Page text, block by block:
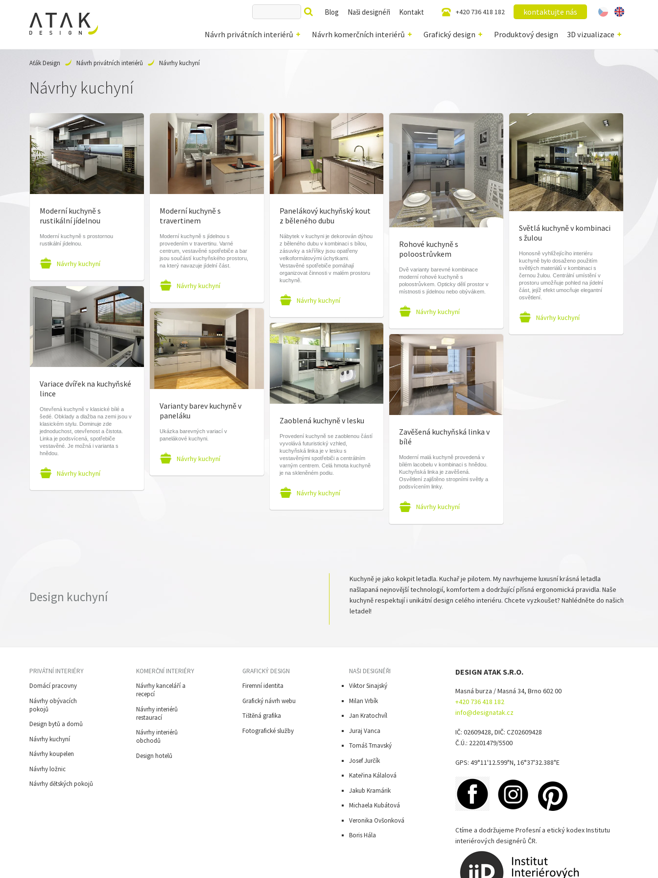
Návrh privátních interiérů Návrh komerčních interiérů Grafický design Produktový design 3D vizualizace
Blog Naši designéři Kontakt +420 736 418 182 kontaktujte nás
Aťák Design Návrh privátních interiérů Návrhy kuchyní
Návrhy kuchyní
Moderní kuchyně s
rustikální jídelnou
Moderní kuchyně s prostornou
rustikální jídelnou.
Návrhy kuchyní
Moderní kuchyně s
travertinem
Moderní kuchyně s jídelnou s
provedením v travertinu. Varné
centrum, vestavěné spotřebiče a bar
jsou součástí kuchyňského prostoru,
na který navazuje jídelní část.
Návrhy kuchyní
Panelákový kuchyňský kout
z běleného dubu
Nábytek v kuchyni je dekorován dýhou
z běleného dubu v kombinaci s bílou,
zásuvky a skříňky jsou opatřeny
velkoformátovými úchytkami.
Vestavěné spotřebiče pomáhají
organizovat činnosti v malém prostoru
kuchyně.
Návrhy kuchyní
Rohové kuchyně s
poloostrůvkem
Dvě varianty barevné kombinace
moderní rohové kuchyně s
poloostrůvkem. Opticky dělí prostor v
místnosti s jídelnou nebo obývákem.
Návrhy kuchyní
Světlá kuchyně v kombinaci
s žulou
Honosně vyhlížejícího interiéru
kuchyně bylo dosaženo použitím
světlých materiálů v kombinaci s
černou žulou. Centrální umístění v
prostoru umožňuje pohled na jídelní
část, jejíž efekt umocňuje elegantní
osvětlení.
Návrhy kuchyní
Variace dvířek na kuchyňské
lince
Otevřená kuchyně v klasické bílé a
šedé. Obklady a dlažba na zemi jsou v
klasickém stylu. Dominuje zde
jednoduchost, otevřenost a čistota.
Linka je podsvícená, spotřebiče
vestavěné. Je možná i varianta s
hnědou.
Návrhy kuchyní
Varianty barev kuchyně v
paneláku
Ukázka barevných variací v
panelákové kuchyni.
Návrhy kuchyní
Zaoblená kuchyně v lesku
Provedení kuchyně se zaoblenou částí
vyvolává futuristický vzhled,
kuchyňská linka je v lesku s
vestavěnými spotřebiči a centrálním
varným centrem. Celá hmota kuchyně
je na skleněném podiu.
Návrhy kuchyní
Zavěšená kuchyňská linka v
bílé
Moderní malá kuchyně provedená v
bílém lacobelu v kombinaci s hnědou.
Kuchyňská linka je zavěšená.
Osvětlení zajištěno stropními světly a
podsvícením linky.
Návrhy kuchyní
Design kuchyní
Kuchyně je jako kokpit letadla. Kuchař je pilotem. My navrhujeme luxusní krásná letadla
našlapaná nejnovější technologií, komfortem a dodržující přísná ergonomická pravidla. Naše
kuchyně respektují i unikátní design celého interiéru. Chcete vyzkoušet? Nahlédněte do našich
letadel!
PRIVÁTNÍ INTERIÉRY
Domácí pracovny
Návrhy obývacích
pokojů
Design bytů a domů
Návrhy kuchyní
Návrhy koupelen
Návrhy ložnic
Návrhy dětských pokojů
KOMERČNÍ INTERIÉRY
Návrhy kanceláří a
recepcí
Návrhy interiérů
restaurací
Návrhy interiérů
obchodů
Design hotelů
GRAFICKÝ DESIGN
Firemní identita
Grafický návrh webu
Tištěná grafika
Fotografické služby
NAŠI DESIGNÉŘI
Viktor Sinajský
Milan Vrbík
Jan Kratochvíl
Juraj Vanca
Tomáš Trnavský
Josef Jurčík
Kateřina Kálalová
Jakub Kramárik
Michaela Kubátová
Veronika Ovšonková
Boris Hála
DESIGN ATAK S.R.O.
Masná burza / Masná 34, Brno 602 00
+420 736 418 182
info@designatak.cz
IČ: 02609428, DIČ: CZ02609428
Č.Ú.: 22201479/5500
GPS: 49°11'12.599"N, 16°37'32.388"E
Ctíme a dodržujeme Profesní a etický kodex Institutu
interiérových designérů ČR.